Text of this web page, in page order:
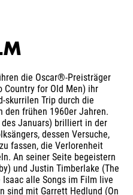
die Oscar®-Preisträger
Country for Old Men) ihr
skurrilen Trip durch die
den frühen 1960er Jahren.
des Januars) brilliert in der
dessen Versuche,
fassen, die Verlorenheit
An seiner Seite begeistern
und Justin Timberlake (The
alle Songs im Film live
sind mit Garrett Hedlund (On